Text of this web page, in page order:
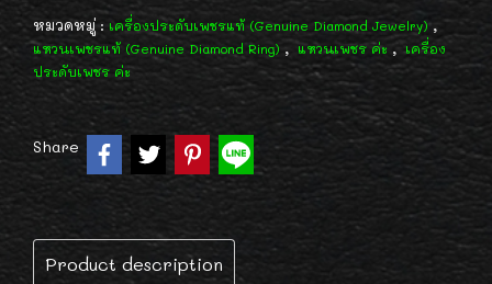
หมวดหมู่ : เครื่องประดับเพชรแท้ (Genuine Diamond Jewelry),
แหวนเพชรแท้ (Genuine Diamond Ring) , แหวนเพชร ค่ะ , เครื่อง
ประดับเพชร ค่ะ
Share
Product description